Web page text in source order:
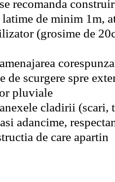
se recomanda
de minim 1m,
(grosime de
amenajarea
de scurgere spre
pluviale
anexele cladirii (scari,
adancime,
de care apartin